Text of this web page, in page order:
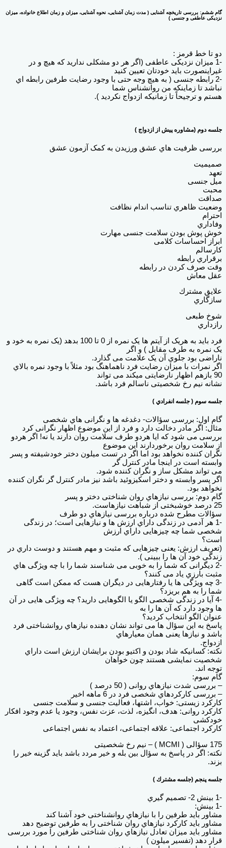
گام ششم: بررسی تاریخچه آشنایی ( مدت زمان آشنایی، نحوه آشنایی، میزان و زمان اطلاع خانواده، میزان
نزدیکی عاطفی و جنسی )
دو تا خط قرمز :
-1 میزان نزدیکی عاطفی (اگر هر دو مشکلی ندارید که هیچ و در
غیراینصورت باید خودتان تعیین کنید
-2 رابطه جنسی ( به هیچ وجه حتی با وجود رضایت طرفین رابطه اي
نباشد تا زماینکه من روانشناس شما
هستم و ترجیحاً تا زمانیکه ازدواج نکردید ).
جلسه دوم (مشاوره پیش از ازدواج )
بررسی ظرفیت هاي عشق ورزیدن به کمک آزمون عشق
صمیمیت
تعهد
میل جنسی
محبت
صداقت
وضعیت ظاهري تناسب اندام نظافت
احترام
وفاداري
خوش پوش بودن سلامت جنسی مهارت
ابراز احساسات کلامی
کارسالم
برقراري رابطه
وقت صرف کردن در رابطه
عقل معاش
علایق مشترك
سازگاري
شوخ طبعی
رازداري
فرد باید به هریک از آیتم ها یک نمره از 0 تا 100 بدهد (یک نمره به خود و
یک نمره به طرف مقابل ) و اگر
ناراضی بود جلوي آن یک علامت می گذارد.
اگر نمرات با میزان رضایت فرد ناهماهنگ بود مثلاً با وجود نمره بالاي
90 بازهم اظهار نارضایتی میکند می تواند
نشانه نیم رخ شخصیتی ناسالم فرد باشد.
جلسه سوم ( جلسه انفرادي )
گام اول: بررسی سؤالات- دغدغه ها و نگرانی هاي شخصی
مثال: اگر مادر دخالت دارد و فرد از این موضوع اظهار نگرانی کرد
بررسی می شود که ایا هردو طرف سلامت روان دارند یا نه! اگر هردو
از سلامت روان برخوردارند این موضوع
نگران کننده نخواهد بود اما اگر در تست میلون دختر خودشیفته و پسر
وابسته است در اینجا مادر کنترل گر
می تواند مشکل ساز و نگران کننده شود.
اگر پسر وابسته و دختر اسکیزوئید باشد نیز مادر کنترل گر نگران کننده
نخواهد بود.
گام دوم: بررسی نیازهاي روان شناختی دختر و پسر
25 درصد خوشبختی از شباهت نیازهاست.
سؤالات مطرح شده درباره بررسی نیازهاي دو طرف
-1 هر آدمی در زندگی داراي ارزش ها و نیازهایی است؛ در زندگی
شخصی شما چه چیزهایی داراي ارزش
است؟
(تعریف ارزش: یعنی چیزهایی که مثبت و مهم هستند و دوست داري در
زندگی خود آن ها را ببینی ).
-2 دیگرانی که شما را به خوبی می شناسند شما را با چه ویژگی هاي
مثبت بارزي یاد می کنند؟
-3 چه ویژگی ها یا رفتارهایی در دیگران هست که ممکن است گاهی
شما را به هم بریزد؟
-4 آیا در زندگی شخصی الگو یا الگوهایی دارید؟ چه ویژگی هایی در آن
ها وجود دارد که آن ها را به
عنوان الگو انتخاب کردید؟
پاسخ به این سؤال ها می تواند نشان دهنده نیازهاي روانشناختی فرد
باشد و نیازها یعنی همان معیارهاي
ازدواج.
نکته: کسانیکه شاد بودن و اکتیو بودن برایشان ارزش است داراي
شخصیت نمایشی هستند چون خواهان
توجه اند.
گام سوم:
– بررسی شدت نیازهاي روانی ( 50 درصد )
– بررسی کارکردهاي شخصی فرد در 6 ماهه اخیر
کارکرد زیستی: خواب، اشتها، فعالیت جنسی و سلامت جنسی
کارکرد روانی: هدف، انگیزه، لذت، عزت نفس، وجود یا عدم وجود افکار
خودکشی
کارکرد اجتماعی: علاقه اجتماعی، اعتماد به نفس اجتماعی
175 سؤالی ( MCMI ) – نیم رخ شخصیتی
نکته: اگر در پاسخ به سؤال بین بله و خیر مردد باشد باید گزینه خیر را
بزند.
جلسه پنجم (جلسه مشترك )
-1 بینش 2- تصمیم گیري
-1 بینش:
مشاور باید طرفین را با نیازهاي روانشناختی خود آشنا کند
مشاور باید کارکرد نیازهاي روان شناختی را به طرفین توضیح دهد
مشاور باید میزان تعادل نیازهاي روان شناختی طرفین را مورد بررسی
قرار دهد (تفسیر میلون )